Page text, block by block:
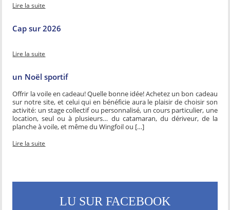
Lire la suite
Cap sur 2026
Lire la suite
un Noël sportif
Offrir la voile en cadeau! Quelle bonne idée! Achetez un bon cadeau
sur notre site, et celui qui en bénéficie aura le plaisir de choisir son
activité: un stage collectif ou personnalisé, un cours particulier, une
location, seul ou à plusieurs… du catamaran, du dériveur, de la
planche à voile, et même du Wingfoil ou […]
Lire la suite
LU SUR FACEBOOK